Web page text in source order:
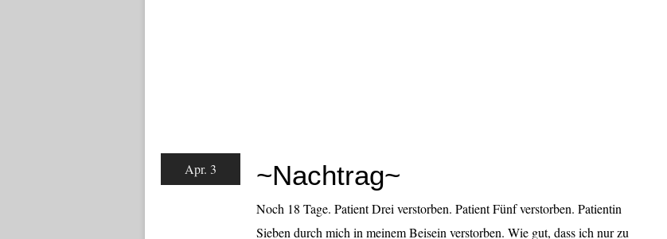
Apr. 3 ~Nachtrag~
Noch 18 Tage. Patient Drei verstorben. Patient Fünf verstorben. Patientin
Sieben durch mich in meinem Beisein verstorben. Wie gut, dass ich nur zu